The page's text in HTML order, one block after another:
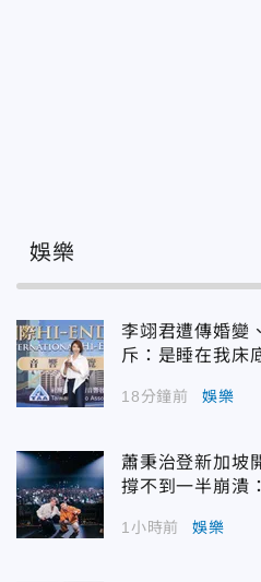
娛樂
李翊君遭傳婚變
斥：是睡在我床
18分鐘前 娛樂
蕭秉治登新加坡
撐不到一半崩潰
1小時前 娛樂